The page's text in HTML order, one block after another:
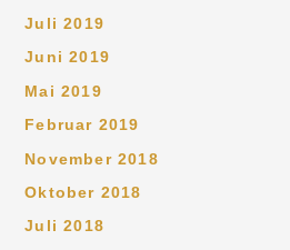
Juli 2019
Juni 2019
Mai 2019
Februar 2019
November 2018
Oktober 2018
Juli 2018